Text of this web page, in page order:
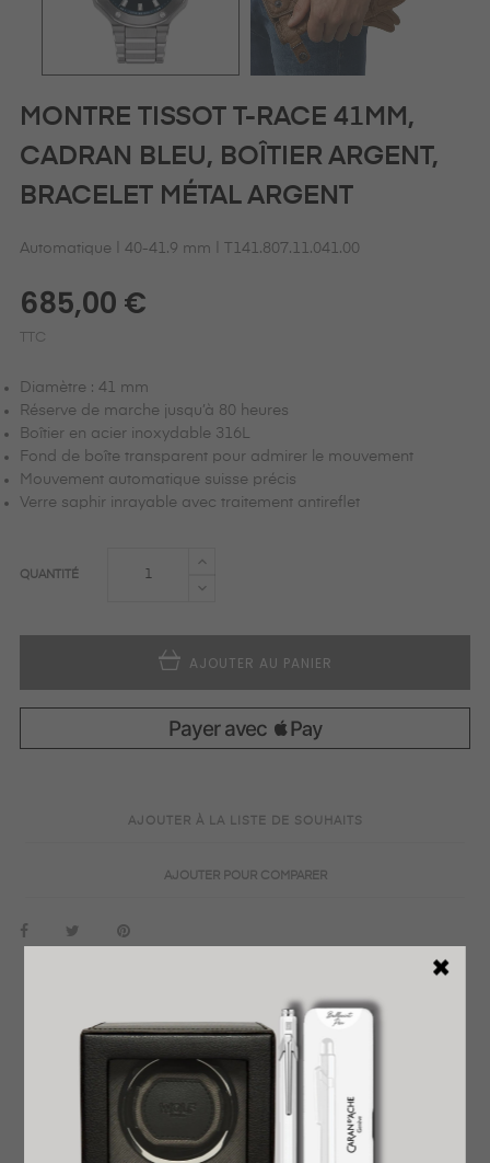
MONTRE TISSOT T-RACE 41MM,
CADRAN BLEU, BOÎTIER ARGENT,
BRACELET MÉTAL ARGENT
Automatique | 40-41.9 mm | T141.807.11.041.00
685,00 €
TTC
Diamètre : 41 mm
Réserve de marche jusqu’à 80 heures
Boîtier en acier inoxydable 316L
Fond de boîte transparent pour admirer le mouvement
Mouvement automatique suisse précis
Verre saphir inrayable avec traitement antireflet
QUANTITÉ
AJOUTER AU PANIER
AJOUTER À LA LISTE DE SOUHAITS
AJOUTER POUR COMPARER
EN SAVOIR PLUS DÉTAILS DU PRODUIT
REVENDEUR OFFICIEL GARANTIE INTERNATIONALE
LIVRAISON EXPRESS OFFERTE PRÊT À OFFRIR